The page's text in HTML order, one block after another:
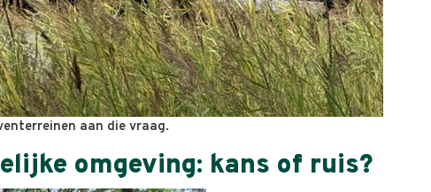
aan die vraag.
omgeving: kans of ruis?